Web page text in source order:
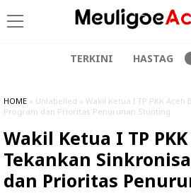
TERKINI HASTAG
HOME » Unlabelled » Wakil Ketua I TP PKK
Program dan Prioritas Penurunan Stunting
Wakil Ketua I TP
Tekankan
dan Prioritas